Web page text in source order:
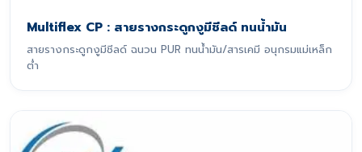
Multiflex CP : สายรางกระดูกงูมีชีลด์ ทนน้ำมัน
สายรางกระดูกงูมีชีลด์ ฉนวน PUR ทนน้ำมัน/สารเคมี อนุกรมแม่เหล็ก
ต่ำ